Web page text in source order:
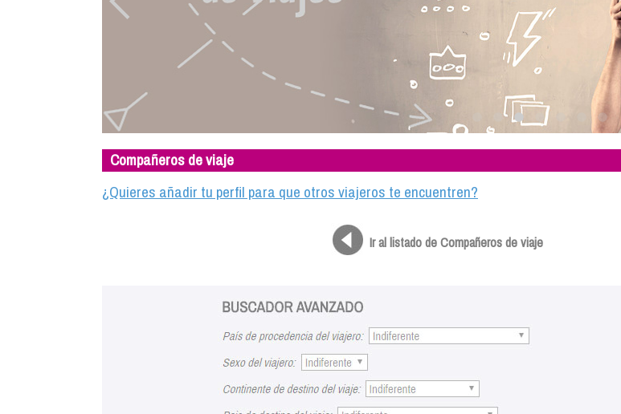
Compañeros de viaje
¿Quieres añadir tu perfil para que otros viajeros te encuentren?
Ir al listado de Compañeros de viaje